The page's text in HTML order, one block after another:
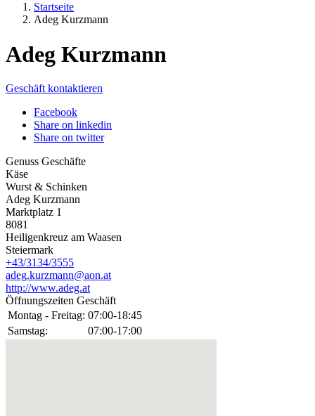
Startseite
Adeg Kurzmann
Adeg Kurzmann
Geschäft kontaktieren
Facebook
Share on linkedin
Share on twitter
Genuss Geschäfte
Käse
Wurst & Schinken
Adeg Kurzmann
Marktplatz 1
8081
Heiligenkreuz am Waasen
Steiermark
+43/3134/3555
adeg.kurzmann@aon.at
http://www.adeg.at
Öffnungszeiten Geschäft
Montag - Freitag: 07:00-18:45
Samstag:
07:00-17:00